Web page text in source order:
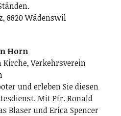
8820 Wädenswil
Horn
Verkehrsverein
und erleben Sie diesen
Mit Pfr. Ronald
Blaser und Erica Spencer